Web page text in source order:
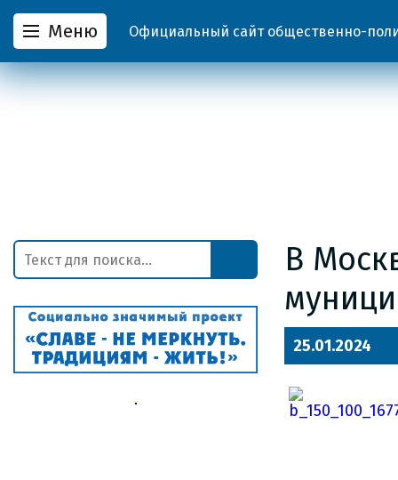
Меню Официальный сайт общественно-
В
25.01.2024